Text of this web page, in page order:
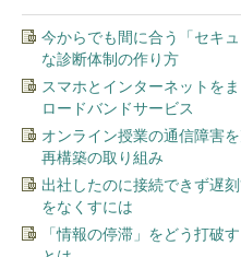
今からでも間に合う「セキ
な診断体制の作り方
スマホとインターネットを
ロードバンドサービス
オンライン授業の通信障害
再構築の取り組み
出社したのに接続できず遅
をなくすには
「情報の停滞」をどう打破